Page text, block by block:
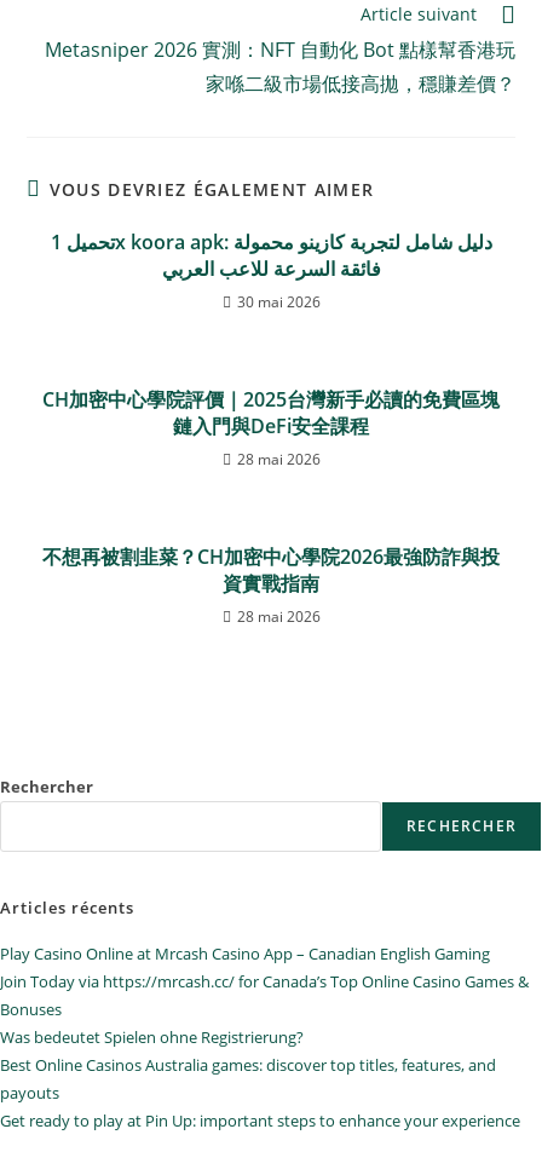
Article suivant
Metasniper 2026 實測：NFT 自動化 Bot 點樣幫香港玩
家喺二級市場低接高拋，穩賺差價？
VOUS DEVRIEZ ÉGALEMENT AIMER
تحميل 1x koora apk: دليل شامل لتجربة كازينو محمولة
فائقة السرعة للاعب العربي
30 mai 2026
CH加密中心學院評價｜2025台灣新手必讀的免費區塊
鏈入門與DeFi安全課程
28 mai 2026
不想再被割韭菜？CH加密中心學院2026最強防詐與投
資實戰指南
28 mai 2026
Rechercher
RECHERCHER
Articles récents
Play Casino Online at Mrcash Casino App – Canadian English Gaming
Join Today via https://mrcash.cc/ for Canada’s Top Online Casino Games &
Bonuses
Was bedeutet Spielen ohne Registrierung?
Best Online Casinos Australia games: discover top titles, features, and
payouts
Get ready to play at Pin Up: important steps to enhance your experience